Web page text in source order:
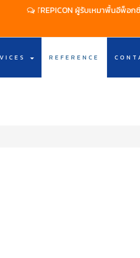
TTREPICON ผู้รับเหมาพื้นอีพ็อ
REFERENCE